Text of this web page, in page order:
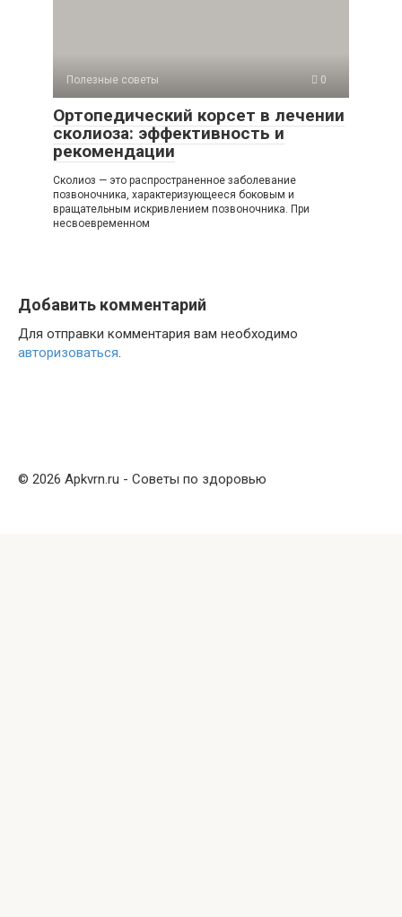
Полезные советы 0
Ортопедический корсет в лечении
сколиоза: эффективность и
рекомендации
Сколиоз — это распространенное заболевание
позвоночника, характеризующееся боковым и
вращательным искривлением позвоночника. При
несвоевременном
Добавить комментарий
Для отправки комментария вам необходимо
авторизоваться.
© 2026 Apkvrn.ru - Советы по здоровью